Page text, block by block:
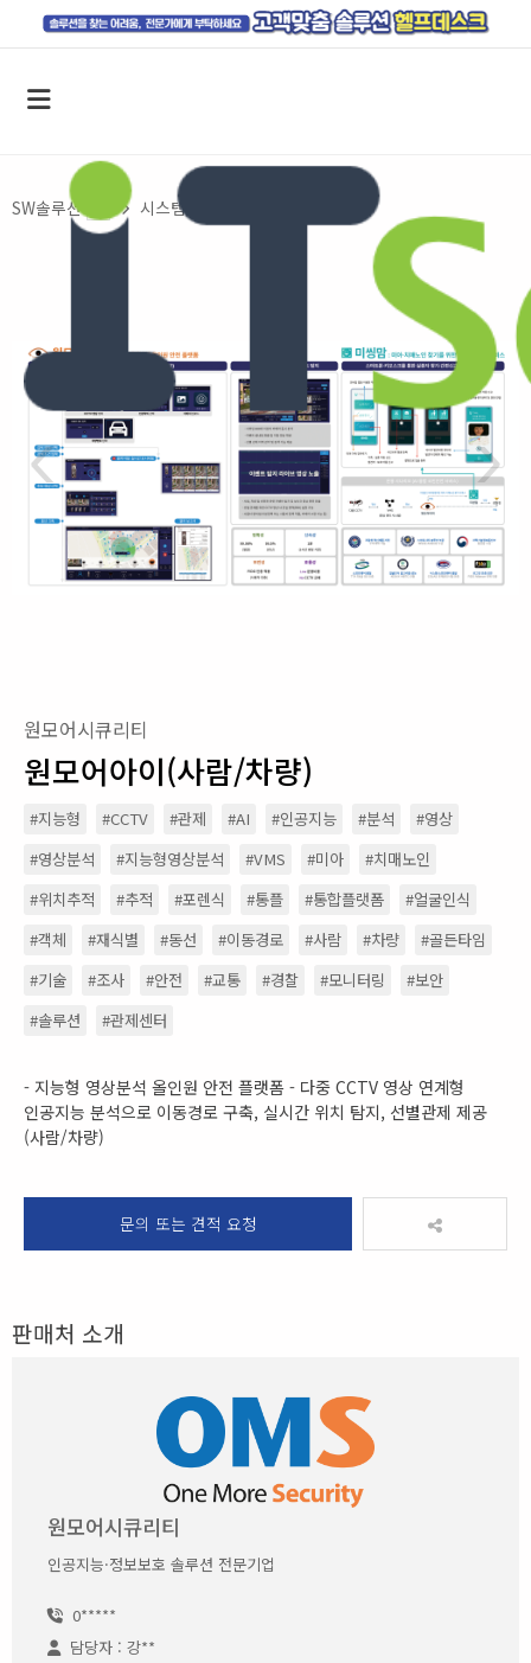
SW솔루션 시스템 관리 및 운용
원모어시큐리티
원모어아이(사람/차량)
#지능형 #CCTV #관제 #AI #인공지능 #분석
#영상
#영상분석
#지능형영상분석 #VMS #미아
#치매노인
#위치추적
#추적 #포렌식 #통플 #통합플랫폼
#얼굴인식
#객체
#재식별 #동선 #이동경로 #사람 #차량
#골든타임
#기술
#조사 #안전 #교통 #경찰 #모니터링
#보안
#솔루션
#관제센터
- 지능형 영상분석 올인원 안전 플랫폼 - 다중 CCTV 영상 연계형
인공지능 분석으로 이동경로 구축, 실시간 위치 탐지, 선별관제 제공
(사람/차량)
문의 또는 견적 요청
판매처 소개
원모어시큐리티
인공지능·정보보호 솔루션 전문기업
0*****
담당자 : 강**